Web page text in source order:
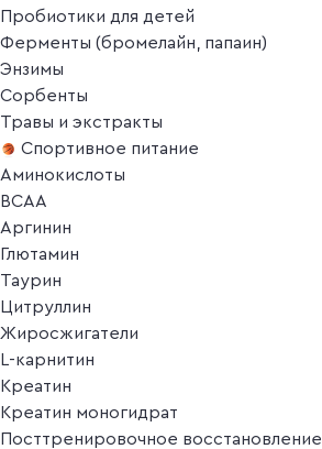
Пробиотики для детей
Ферменты (бромелайн, папаин)
Энзимы
Сорбенты
Травы и экстракты
Спортивное питание
Аминокислоты
BCAA
Аргинин
Глютамин
Таурин
Цитруллин
Жиросжигатели
L-карнитин
Креатин
Креатин моногидрат
Посттренировочное восстановление